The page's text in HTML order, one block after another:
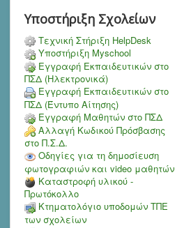
Υποστήριξη Σχολείων
Τεχνική Στήριξη HelpDesk
Υποστήριξη Myschool
Εγγραφή Εκπαιδευτικών στο
ΠΣΔ (Ηλεκτρονικά)
Εγγραφή Εκπαιδευτικών στο
ΠΣΔ (Έντυπο Αίτησης)
Εγγραφή Μαθητών στο ΠΣΔ
Αλλαγή Κωδικού Πρόσβασης
στο Π.Σ.Δ.
Οδηγίες για τη δημοσίευση
φωτογραφιών και video μαθητών
Καταστροφή υλικού -
Πρωτόκολλο
Κτηματολόγιο υποδομών ΤΠΕ
των σχολείων